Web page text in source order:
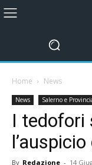
Home News
News Salerno e
I tedofori
By Redazione - 14